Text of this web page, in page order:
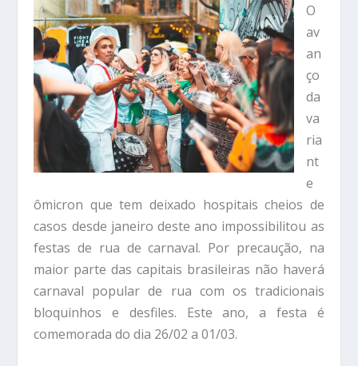
O
av
an
ço
da
va
ria
nt
e
ômicron que tem deixado hospitais cheios de
casos desde janeiro deste ano impossibilitou as
festas de rua de carnaval. Por precaução, na
maior parte das capitais brasileiras não haverá
carnaval popular de rua com os tradicionais
bloquinhos e desfiles. Este ano, a festa é
comemorada do dia 26/02 a 01/03.